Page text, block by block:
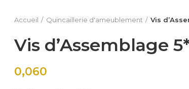
Accueil Quincaillerie d'ameublement Vis
Vis d’Assemblage
0,060